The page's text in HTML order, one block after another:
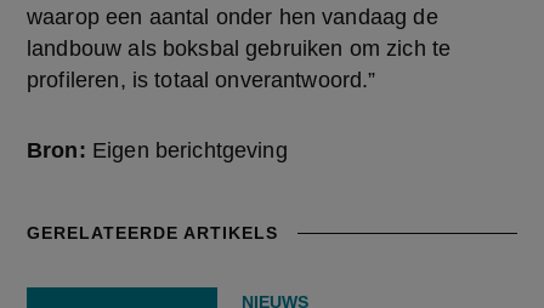
waarop een aantal onder hen vandaag de
landbouw als boksbal gebruiken om zich te
profileren, is totaal onverantwoord.”
Bron: Eigen berichtgeving
GERELATEERDE ARTIKELS
NIEUWS